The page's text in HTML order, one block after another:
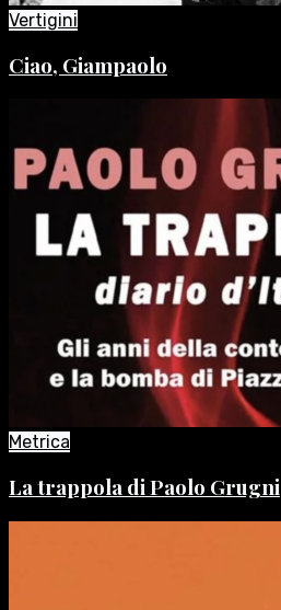
Vertigini
Ciao, Giampaolo
Metrica
La trappola di Paolo Grugni